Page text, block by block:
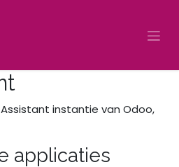
instantie van Odoo,
applicaties